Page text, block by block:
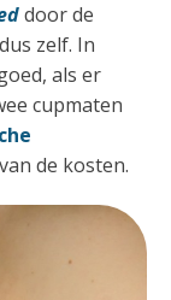
door de
zelf. In
als er
cupmaten
de kosten.